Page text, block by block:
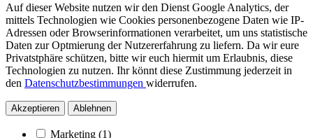
Auf dieser Website nutzen wir den Dienst Google Analytics, der
mittels Technologien wie Cookies personenbezogene Daten wie IP-
Adressen oder Browserinformationen verarbeitet, um uns statistische
Daten zur Optmierung der Nutzererfahrung zu liefern. Da wir eure
Privatstphäre schützen, bitte wir euch hiermit um Erlaubnis, diese
Technologien zu nutzen. Ihr könnt diese Zustimmung jederzeit in
den Datenschutzbestimmungen widerrufen.
Akzeptieren Ablehnen
Marketing (1)